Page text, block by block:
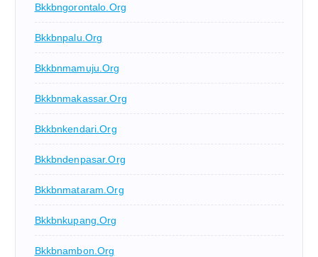
Bkkbngorontalo.org
Bkkbnpalu.org
Bkkbnmamuju.org
Bkkbnmakassar.org
Bkkbnkendari.org
Bkkbndenpasar.org
Bkkbnmataram.org
Bkkbnkupang.org
Bkkbnambon.org